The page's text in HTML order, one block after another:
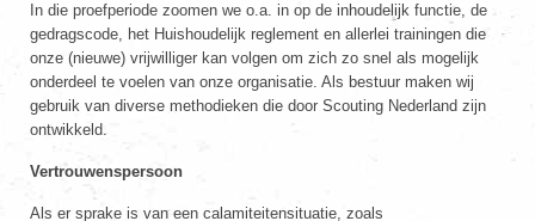
In die proefperiode zoomen we o.a. in op de inhoudelijk functie, de
gedragscode, het Huishoudelijk reglement en allerlei trainingen die
onze (nieuwe) vrijwilliger kan volgen om zich zo snel als mogelijk
onderdeel te voelen van onze organisatie. Als bestuur maken wij
gebruik van diverse methodieken die door Scouting Nederland zijn
ontwikkeld.
Vertrouwenspersoon
Als er sprake is van een calamiteitensituatie, zoals